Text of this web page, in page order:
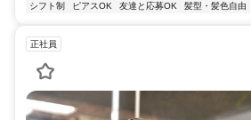
シフト制
ピアスOK 友達と応募OK 髪型・髪色自由
正社員